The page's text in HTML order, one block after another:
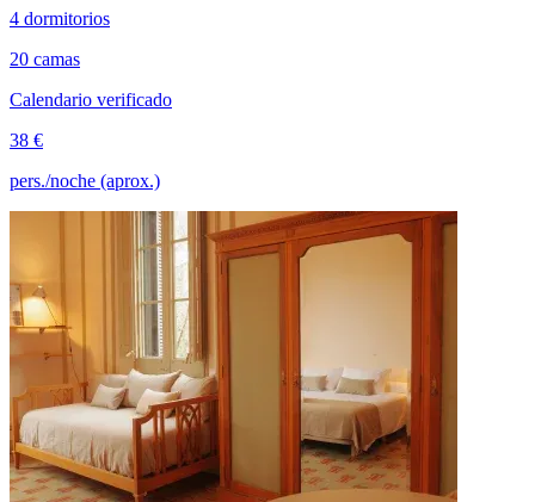
4 dormitorios
20 camas
Calendario verificado
38 €
pers./noche (aprox.)